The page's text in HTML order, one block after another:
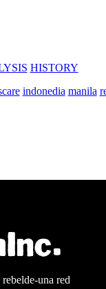
HISTORY
indonedia manila
una red